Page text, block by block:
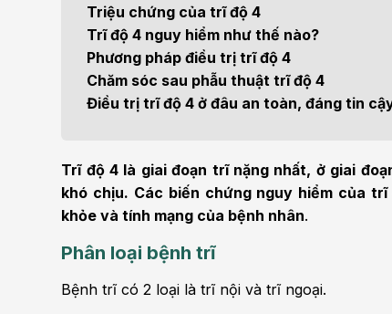
Thẩm mỹ
Tiêu hóa - Gan - Mật
Cấp cứu - Hồi sức tích
cực
Triệu chứng của trĩ độ 4
Trĩ độ 4 nguy hiểm như thế nào?
Phương pháp điều trị trĩ độ 4
Chăm sóc sau phẫu thuật trĩ độ 4
Điều trị trĩ độ 4 ở đâu an toàn, đáng tin
Trĩ độ 4 là giai đoạn trĩ nặng nhất, ở giai
khó chịu. Các biến chứng nguy hiểm của
khỏe và tính mạng của bệnh nhân.
Phân loại bệnh trĩ
Bệnh trĩ có 2 loại là trĩ nội và trĩ ngoại.